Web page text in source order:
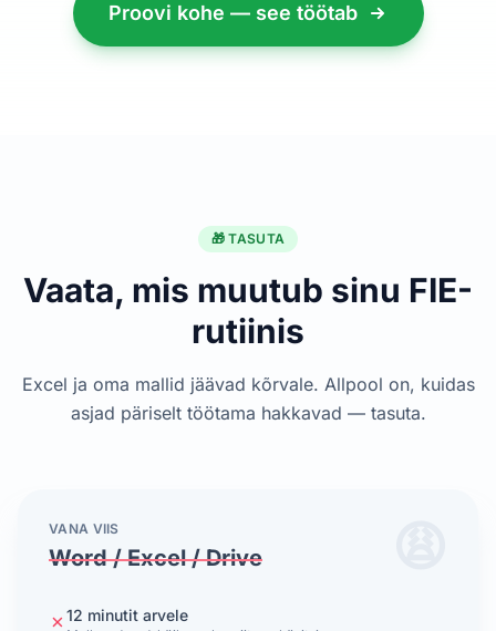
Proovi kohe — see töötab
🎁 TASUTA
Vaata, mis muutub sinu FIE-
rutiinis
Excel ja oma mallid jäävad kõrvale. Allpool on, kuidas
asjad päriselt töötama hakkavad — tasuta.
VANA VIIS
Word / Excel / Drive
✗ 12 minutit arvele